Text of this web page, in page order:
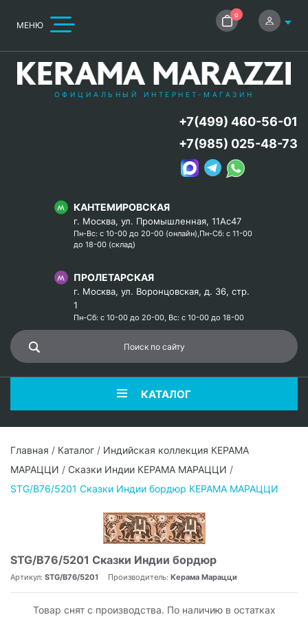
МЕНЮ
0
ОФИЦИАЛЬНЫЙ ИНТЕРНЕТ-МАГАЗИН
КАНТЕМИРОВСКАЯ
г. Москва, ул. Промышленная, 11Ас47
Пн-Вс: с 10-00 до 20-00 (онлайн),Пн-Сб: с 11-00
до 18-00 (склад)
ПРОЛЕТАРСКАЯ
г. Москва, ул. Воронцовская, д. 36, стр.
1
Пн-Сб: с 10-00 до 20-00, Вс: с 10-00 до 18-00
+7(499) 460-56-01
+7(985) 025-48-73
КАТАЛОГ
Главная / Каталог / Индийская коллекция КЕРАМА
МАРАЦЦИ / Сказки Индии КЕРАМА МАРАЦЦИ /
STG/B76/5201 Сказки Индии бордюр КЕРАМА МАРАЦЦИ
STG/B76/5201 Сказки Индии бордюр
Артикул: STG/B76/5201 Производитель: Керама Марацци
Товар снят с производства. По наличию в остатках